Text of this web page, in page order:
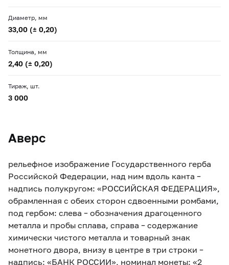
Диаметр, мм
33,00 (± 0,20)
Толщина, мм
2,40 (± 0,20)
Тираж, шт.
3 000
Аверс
рельефное изображение Государственного герба
Российской Федерации, над ним вдоль канта –
надпись полукругом: «РОССИЙСКАЯ ФЕДЕРАЦИЯ»,
обрамленная с обеих сторон сдвоенными ромбами,
под гербом: слева – обозначения драгоценного
металла и пробы сплава, справа – содержание
химически чистого металла и товарный знак
монетного двора, внизу в центре в три строки –
надпись: «БАНК РОССИИ», номинал монеты: «2